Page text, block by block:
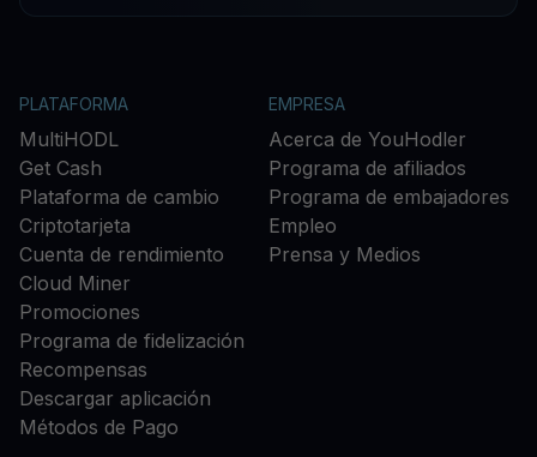
PLATAFORMA
MultiHODL
Get Cash
Plataforma de cambio
Criptotarjeta
Cuenta de rendimiento
Cloud Miner
Promociones
Programa de fidelización
Recompensas
Descargar aplicación
Métodos de Pago
EMPRESA
Acerca de YouHodler
Programa de afiliados
Programa de embajadores
Empleo
Prensa y Medios